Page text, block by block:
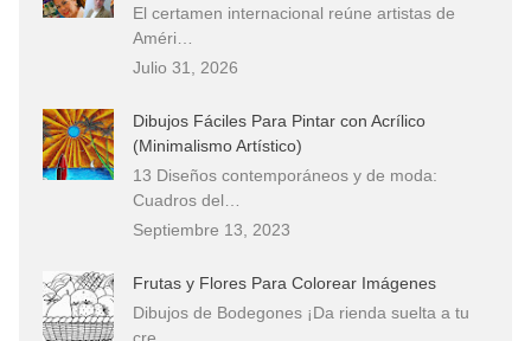
El certamen internacional reúne artistas de
Améri…
Julio 31, 2026
Dibujos Fáciles Para Pintar con Acrílico
(Minimalismo Artístico)
13 Diseños contemporáneos y de moda:
Cuadros del…
Septiembre 13, 2023
Frutas y Flores Para Colorear Imágenes
Dibujos de Bodegones ¡Da rienda suelta a tu
cre…